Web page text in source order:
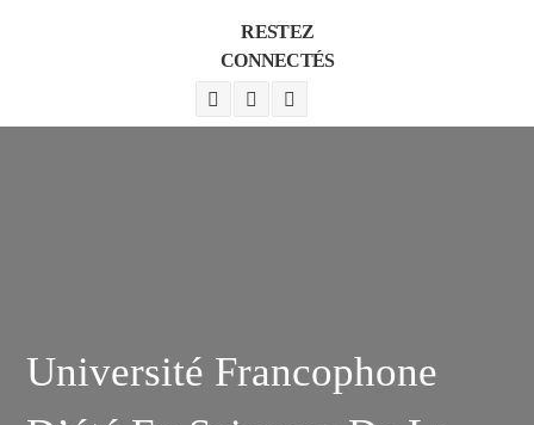
RESTEZ
CONNECTÉS
Université Francophone